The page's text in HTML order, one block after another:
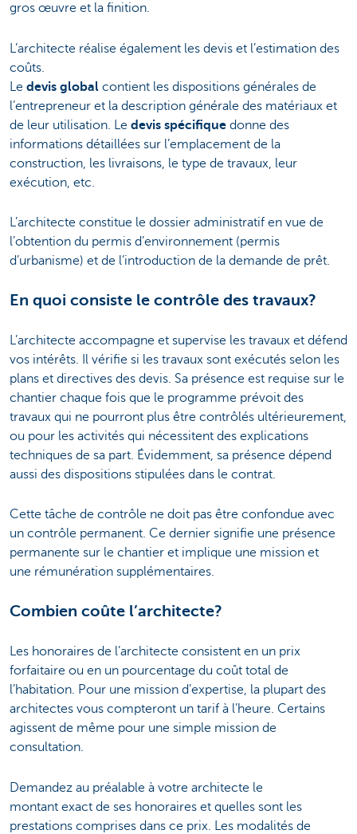
gros œuvre et la finition.
L’architecte réalise également les devis et l’estimation des
coûts.
Le devis global contient les dispositions générales de
l’entrepreneur et la description générale des matériaux et
de leur utilisation. Le devis spécifique donne des
informations détaillées sur l’emplacement de la
construction, les livraisons, le type de travaux, leur
exécution, etc.
L’architecte constitue le dossier administratif en vue de
l’obtention du permis d’environnement (permis
d’urbanisme) et de l’introduction de la demande de prêt.
En quoi consiste le contrôle des travaux?
L’architecte accompagne et supervise les travaux et défend
vos intérêts. Il vérifie si les travaux sont exécutés selon les
plans et directives des devis. Sa présence est requise sur le
chantier chaque fois que le programme prévoit des
travaux qui ne pourront plus être contrôlés ultérieurement,
ou pour les activités qui nécessitent des explications
techniques de sa part. Évidemment, sa présence dépend
aussi des dispositions stipulées dans le contrat.
Cette tâche de contrôle ne doit pas être confondue avec
un contrôle permanent. Ce dernier signifie une présence
permanente sur le chantier et implique une mission et
une rémunération supplémentaires.
Combien coûte l’architecte?
Les honoraires de l’architecte consistent en un prix
forfaitaire ou en un pourcentage du coût total de
l’habitation. Pour une mission d’expertise, la plupart des
architectes vous compteront un tarif à l’heure. Certains
agissent de même pour une simple mission de
consultation.
Demandez au préalable à votre architecte le
montant exact de ses honoraires et quelles sont les
prestations comprises dans ce prix. Les modalités de